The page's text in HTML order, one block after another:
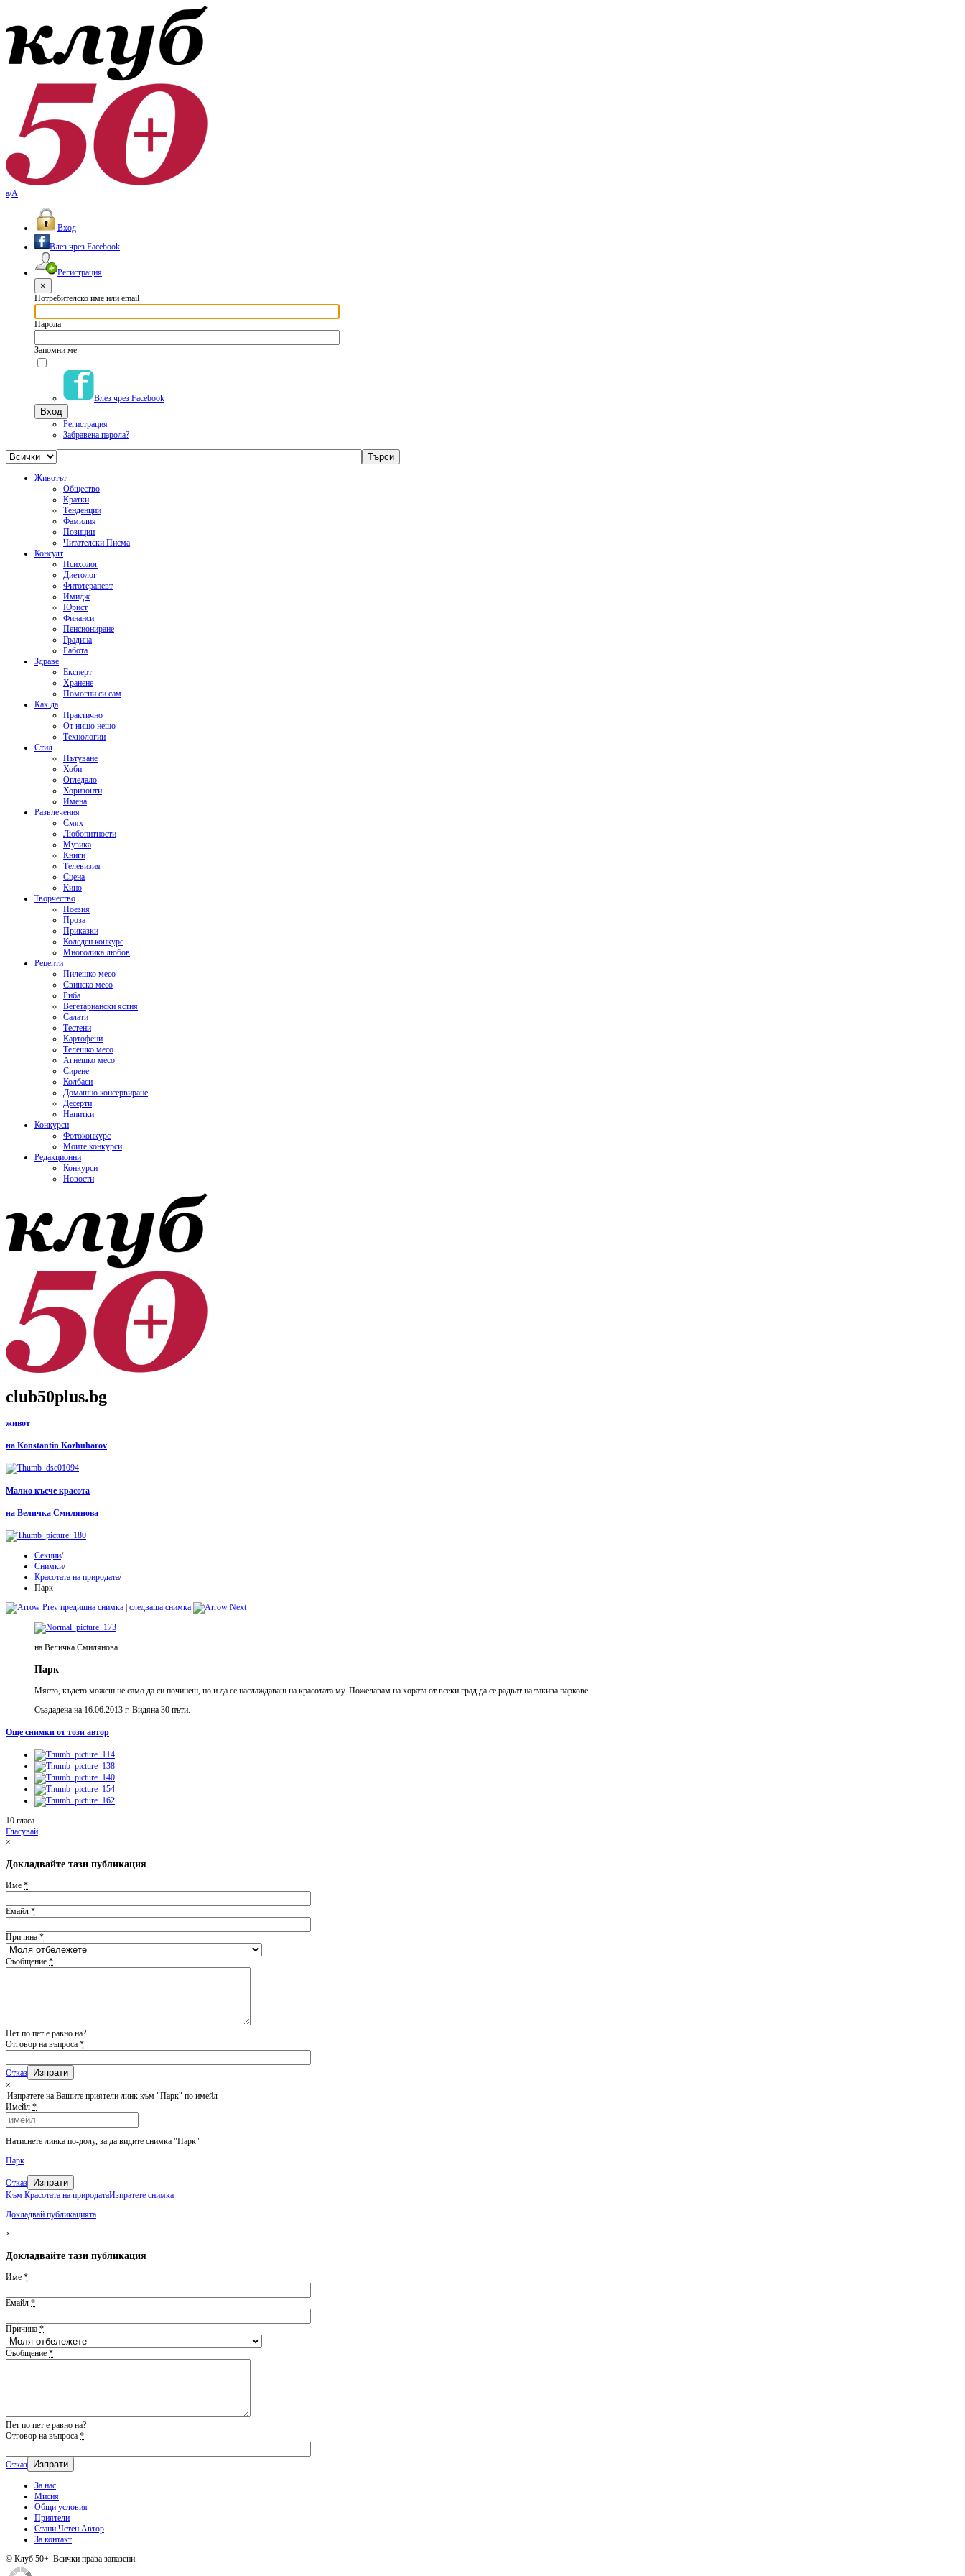
a/A
Вход
Влез чрез Facebook
Регистрация
×
Потребителско име или email
Парола
Запомни ме
Влез чрез Facebook
Регистрация
Забравена парола?
Животът
Общество
Кратки
Тенденции
Фамилия
Позиции
Читателски Писма
Консулт
Психолог
Диетолог
Фитотерапевт
Имидж
Юрист
Финанси
Пенсиониране
Градина
Работа
Здраве
Експерт
Хранене
Помогни си сам
Как да
Практично
От нищо нещо
Технологии
Стил
Пътуване
Хоби
Огледало
Хоризонти
Имена
Развлечения
Смях
Любопитности
Музика
Книги
Телевизия
Сцена
Кино
Творчество
Поезия
Проза
Приказки
Коледен конкурс
Многолика любов
Рецепти
Пилешко месо
Свинско месо
Риба
Вегетариански ястия
Салати
Тестени
Картофени
Телешко месо
Агнешко месо
Сирене
Колбаси
Домашно консервиране
Десерти
Напитки
Конкурси
Фотоконкурс
Моите конкурси
Редакционни
Конкурси
Новости
club50plus.bg
живот
на Konstantin Kozhuharov
Малко късче красота
на Величка Смилянова
Секции/
Снимки/
Красотата на природата/
Парк
предишна снимка следваща снимка
на Величка Смилянова
Парк
Място, където можеш не само да си починеш, но и да се наслаждаваш на красотата му. Пожелавам на хората от всеки град да се радват на такива паркове.
Създадена на 16.06.2013 г. Видяна 30 пъти.
Още снимки от този автор
10 гласа
Гласувай
×
Докладвайте тази публикация
Име *
Емайл *
Причина *
Съобщение *
Пет по пет е равно на?
Отговор на въпроса *
Отказ
×
Изпратете на Вашите приятели линк към "Парк" по имейл
Имейл *
Натиснете линка по-долу, за да видите снимка "Парк"
Парк
Отказ Изпрати
Kъм Красотата на природатаИзпратете снимка
Докладвай публикацията
×
Докладвайте тази публикация
Име *
Емайл *
Причина *
Съобщение *
Пет по пет е равно на?
Отговор на въпроса *
Отказ
За нас
Мисия
Общи условия
Приятели
Стани Четен Автор
За контакт
© Клуб 50+. Всички права запазени.